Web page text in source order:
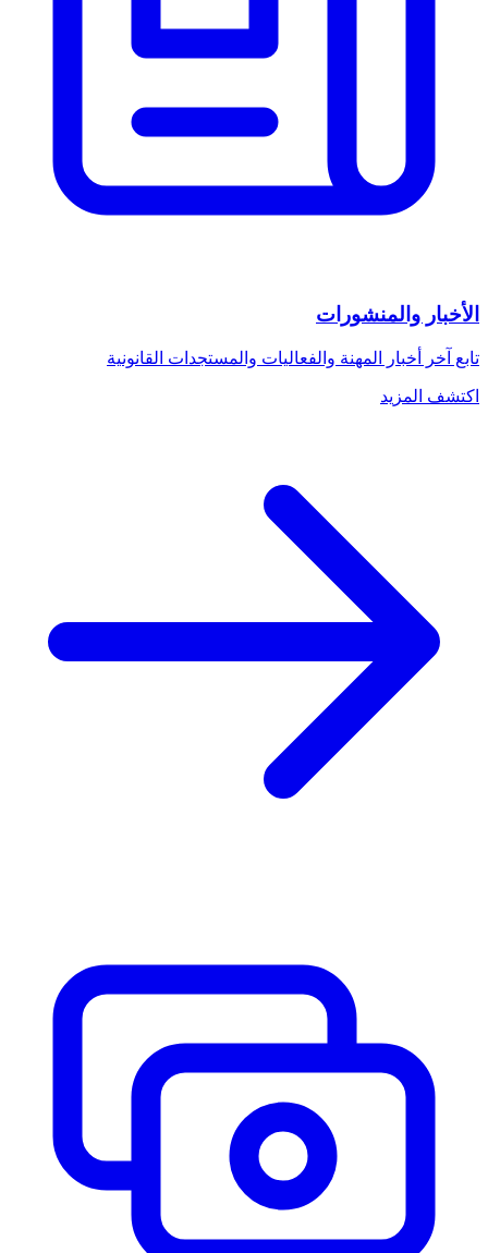
الأخبار والمنشورات
تابع آخر أخبار المهنة والفعاليات والمستجدات القانونية
اكتشف المزيد